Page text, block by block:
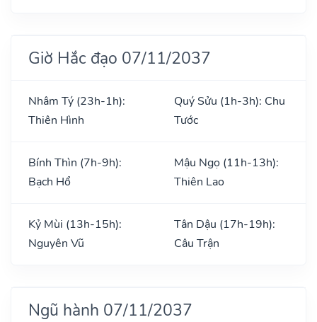
Giờ Hắc đạo 07/11/2037
Nhâm Tý (23h-1h):
Thiên Hình
Quý Sửu (1h-3h): Chu
Tước
Bính Thìn (7h-9h):
Bạch Hổ
Mậu Ngọ (11h-13h):
Thiên Lao
Kỷ Mùi (13h-15h):
Nguyên Vũ
Tân Dậu (17h-19h):
Câu Trận
Ngũ hành 07/11/2037